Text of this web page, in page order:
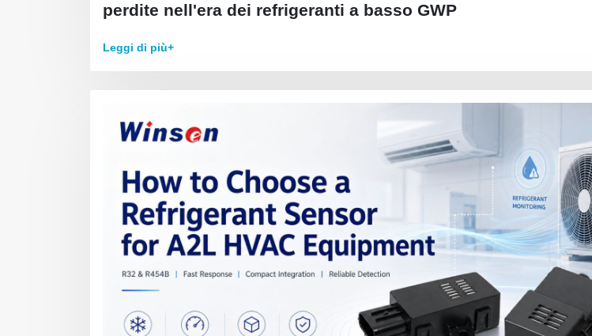
perdite nell'era dei refrigeranti a basso GWP
Leggi di più+